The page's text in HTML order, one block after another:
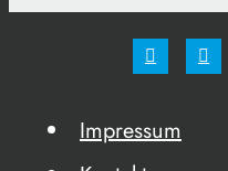
Impressum